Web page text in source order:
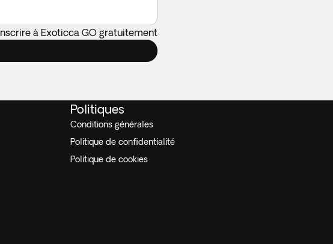
à Exoticca GO gratuitement
Politiques
Conditions générales
Politique de confidentialité
Politique de cookies